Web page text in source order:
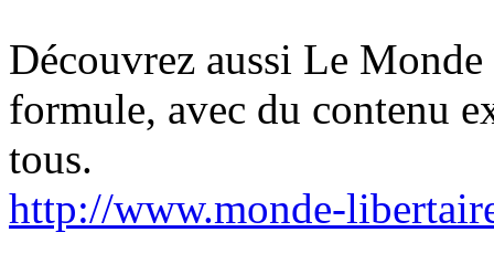
Découvrez aussi Le
formule, avec du contenu
tous.
http://www.monde-